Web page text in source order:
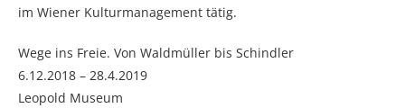
im Wiener Kulturmanagement tätig.
Wege ins Freie. Von Waldmüller bis Schindler
6.12.2018 – 28.4.2019
Leopold Museum